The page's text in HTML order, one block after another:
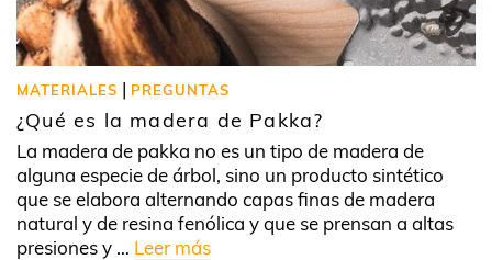
MATERIALES | PREGUNTAS
¿Qué es la madera de Pakka?
La madera de pakka no es un tipo de madera de
alguna especie de árbol, sino un producto sintético
que se elabora alternando capas finas de madera
natural y de resina fenólica y que se prensan a altas
presiones y … Leer más